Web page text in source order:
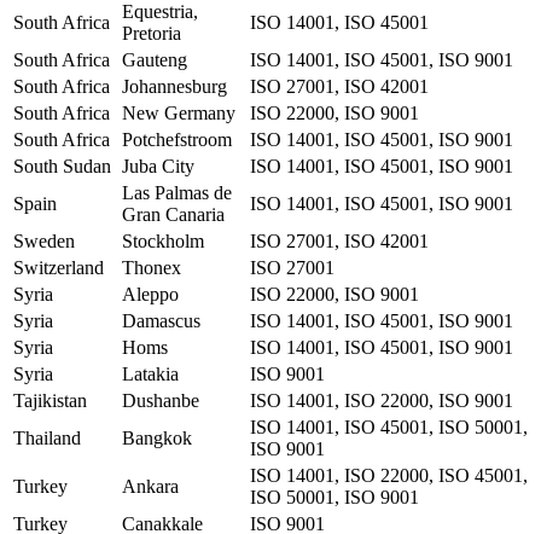
South Africa
Equestria,
Pretoria
ISO 14001, ISO 45001
South Africa
Gauteng
ISO 14001, ISO 45001, ISO 9001
South Africa
Johannesburg
ISO 27001, ISO 42001
South Africa
New Germany
ISO 22000, ISO 9001
South Africa
Potchefstroom
ISO 14001, ISO 45001, ISO 9001
South Sudan Juba City
ISO 14001, ISO 45001, ISO 9001
Spain
Las Palmas de
Gran Canaria
ISO 14001, ISO 45001, ISO 9001
Sweden
Stockholm
ISO 27001, ISO 42001
Switzerland
Thonex
ISO 27001
Syria
Aleppo
ISO 22000, ISO 9001
Syria
Damascus
ISO 14001, ISO 45001, ISO 9001
Syria
Homs
ISO 14001, ISO 45001, ISO 9001
Syria
Latakia
ISO 9001
Tajikistan
Dushanbe
ISO 14001, ISO 22000, ISO 9001
Thailand
Bangkok
ISO 14001, ISO 45001, ISO 50001,
ISO 9001
Turkey
Ankara
ISO 14001, ISO 22000, ISO 45001,
ISO 50001, ISO 9001
Turkey
Canakkale
ISO 9001